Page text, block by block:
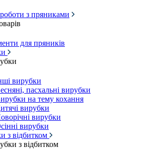
з пряниками
для пряників
вирубки
пасхальні вирубки
на тему кохання
вирубки
вирубки
вирубки
з відбитком
з відбитком